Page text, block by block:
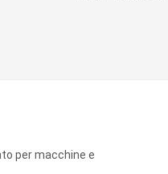
per macchine e